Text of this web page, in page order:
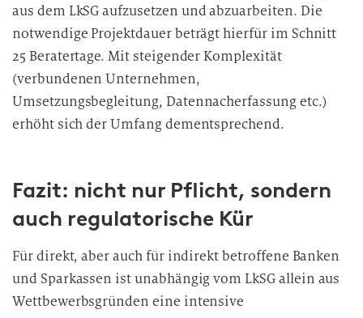
aus dem LkSG aufzusetzen und abzuarbeiten. Die
notwendige Projektdauer beträgt hierfür im Schnitt
25 Beratertage. Mit steigender Komplexität
(verbundenen Unternehmen,
Umsetzungsbegleitung, Datennacherfassung etc.)
erhöht sich der Umfang dementsprechend.
Fazit: nicht nur Pflicht, sondern
auch regulatorische Kür
Für direkt, aber auch für indirekt betroffene Banken
und Sparkassen ist unabhängig vom LkSG allein aus
Wettbewerbsgründen eine intensive